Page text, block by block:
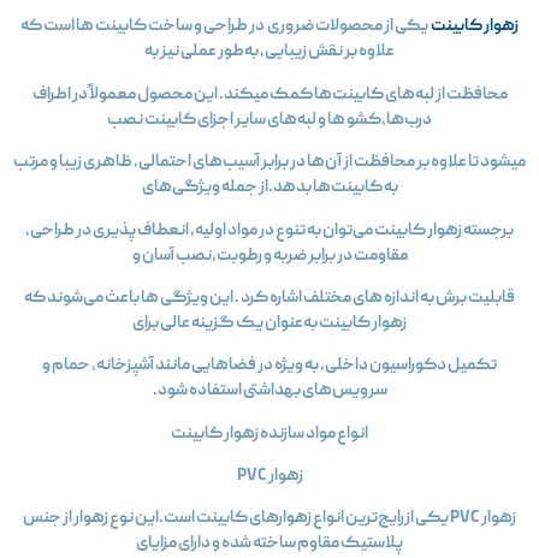
زهوار کابینتیکی از محصولات ضروری در طراحی و ساخت کابینت‌ ها است که
علاوه بر نقش زیبایی، به‌طور عملی نیز به
محافظت از لبه‌های کابینت‌ها کمک میکند. این محصول معمولاً در اطراف
درب‌ها،کشو ها و لبه‌های سایر اجزای کابینت نصب
میشود تا علاوه بر محافظت از آن‌ها در برابر آسیب‌های احتمالی، ظاهری زیبا و مرتب
به کابینت‌ها بدهد.از جمله ویژگی‌های
برجسته زهوار کابینت می‌توان به تنوع در مواد اولیه، انعطاف‌پذیری در طراحی،
مقاومت در برابر ضربه و رطوبت،نصب آسان و
قابلیت برش به اندازه‌ های مختلف اشاره کرد . این ویژگی‌ ها باعث می‌شوند که
زهوار کابینت به‌عنوان یک گزینه عالی برای
تکمیل دکوراسیون داخلی، به ویژه در فضاهایی مانند آشپزخانه، حمام و
سرویس‌های بهداشتی استفاده شود.
انواع مواد سازنده زهوار کابینت
زهوار PVC
زهوار PVC یکی ازرایج‌ترین انواع زهوارهای کابینت است.این نوع زهوار از جنس
پلاستیک مقاوم ساخته شده و دارای مزایای